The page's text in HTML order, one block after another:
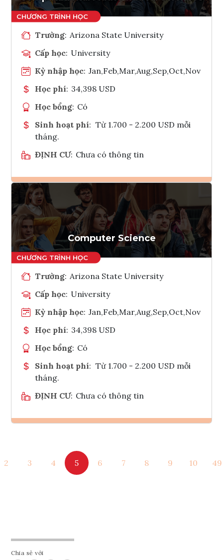
Trường: Arizona State University
Cấp học: University
Kỳ nhập học: Jan,Feb,Mar,Aug,Sep,Oct,Nov
Học phí: 34,398 USD
Học bổng: Có
Sinh hoạt phí: Từ 1.700 - 2.200 USD mỗi
tháng.
ĐỊNH CƯ: Chưa có thông tin
Ghi danh
Tham vấn Interlink
Computer Science
Trường: Arizona State University
Cấp học: University
Kỳ nhập học: Jan,Feb,Mar,Aug,Sep,Oct,Nov
Học phí: 34,398 USD
Học bổng: Có
Sinh hoạt phí: Từ 1.700 - 2.200 USD mỗi
tháng.
ĐỊNH CƯ: Chưa có thông tin
Tham vấn Interlink
2 3 4 5 6 7 8 9 10 49
Chia sẻ với